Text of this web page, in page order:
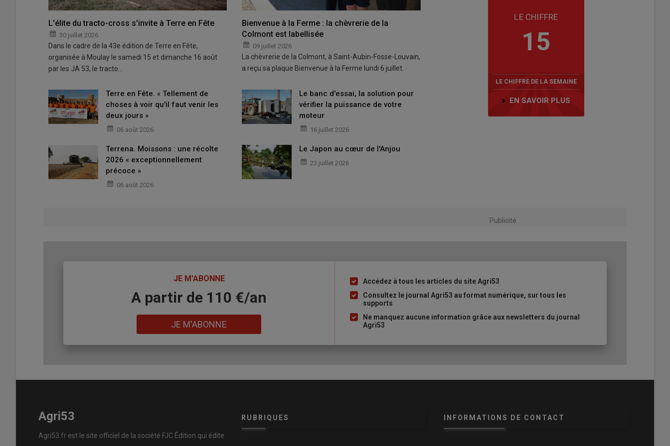
L'élite du tracto-cross s'invite à Terre en Fête
30 juillet 2026
Dans le cadre de la 43e édition de Terre en Fête,
organisée à Moulay le samedi 15 et dimanche 16 août
par les JA 53, le tracto…
Bienvenue à la Ferme : la chèvrerie de la
Colmont est labellisée
09 juillet 2026
La chèvrerie de la Colmont, à Saint-Aubin-Fosse-Louvain,
a reçu sa plaque Bienvenue à la Ferme lundi 6 juillet.
Terre en Fête. « Tellement de
choses à voir qu'il faut venir les
deux jours »
06 août 2026
Le banc d'essai, la solution pour
vérifier la puissance de votre
moteur
16 juillet 2026
Terrena. Moissons : une récolte
2026 « exceptionnellement
précoce »
06 août 2026
Le Japon au cœur de l'Anjou
23 juillet 2026
LE CHIFFRE
15
LE CHIFFRE DE LA SEMAINE
EN SAVOIR PLUS
Publicité
JE M'ABONNE
A partir de 110 €/an
JE M'ABONNE
Liste
à
puce
Accédez à tous les articles du site Agri53
Consultez le journal Agri53 au format numérique, sur tous les
supports
Ne manquez aucune information grâce aux newsletters du journal
Agri53
Agri53
Agri53.fr est le site officiel de la société FJC Édition qui édite
RUBRIQUES INFORMATIONS DE CONTACT